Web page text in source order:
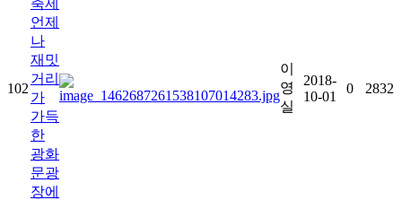
102
언제
나
재밋
거리
가
가득
한
광화
문광
장에
이
영
실
2018-
10-01
0 2832